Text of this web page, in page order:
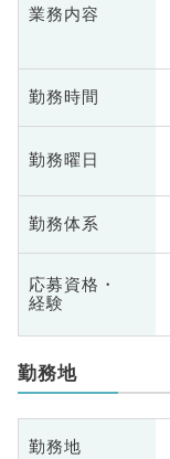
業務内容
勤務時間
勤務曜日
勤務体系
応募資格・
経験
勤務地
勤務地